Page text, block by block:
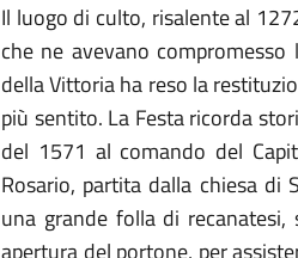
Il luogo di culto, risalente al
che ne avevano
della Vittoria ha reso la
più sentito. La Festa ricorda
del 1571 al comando del
Rosario, partita dalla chiesa di
una grande folla di
apertura del portone, per